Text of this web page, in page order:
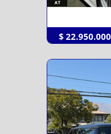
$ 22.950.000